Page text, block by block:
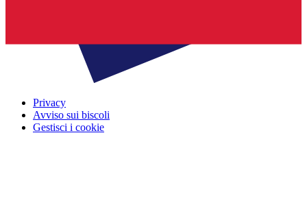
Privacy
Avviso sui biscoli
Gestisci i cookie